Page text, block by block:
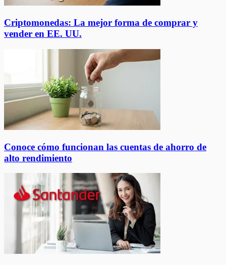
Criptomonedas: La mejor forma de comprar y
vender en EE. UU.
Conoce cómo funcionan las cuentas de ahorro de
alto rendimiento